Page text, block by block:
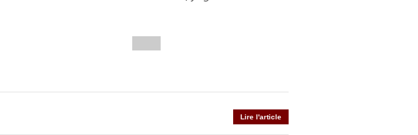
Lire l'article